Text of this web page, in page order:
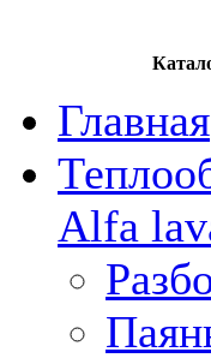
Главная
Alfa